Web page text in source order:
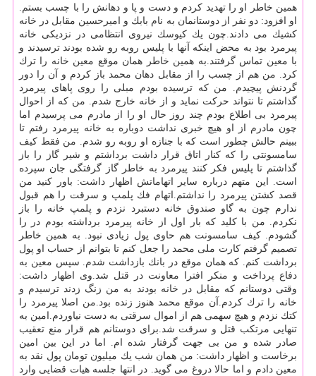
همین خاطر او را تهدید كردم و دست و پا و دهانش را با چسب بستم.
او افزود: دو نفر از دوستانمان به نام بابك و امیرحسین مقابل در خانه
كشیك می دادند.چون یك كیوسك نیروی انتظامی در نزدیكی خانه
پیرمرد بود به محض اینكه آنها با پلیس روبه رو شده بودند ترسیدند و
با معین تماس گرفتند.به همین خاطر همان موقع معین خانه را ترك
كرد. من هم از چسب را از مقابل دهان محمد باز كردم و آن را دور
گردنش پیچیدم. من كه ترسیده بودم مبلی را روی پاهای پیرمرد
گذاشتم تا نتواند حركت نماید و از خانه خارج شدم. من كه از احوال
پیرمرد بی اطلاع بودم چند روز حال او را از مادرم می پرسیدم اما
چون مادرم از او هیچ خبری نداشت دوباره به خانه پیرمرد رفتم تا
ببینم حالش چطور است كه با جنازه او روبه رو شدم. من فقط كیف
سامسونتی را كه كنار اتاق قرار داشت برداشتم و شیر گاز را باز
گذاشتم تا پلیس فكر كنند پیرمرد به خاطر گاز گرفتگی جان سپرده
است. این متهم درباره سایر اتهاماتش اظهار داشت: باور كنید من
قصد كشتن پیرمرد را نداشتم.اتهام فك پلمپ و سرقت را هم قبول
ندارم چون به گاو صندوق خانه دستبرد نزدم و پلمپ خانه را باز
نكردم. من با كلید كه بار اول از خانه پیرمرد برداشته بودم در را
گشودم. كیف سامسونت هم حاوی پول زیادی نبود. به همین خاطر
تصمیم گرفتم كارت ملی محمد را جعل كنم تا بتوانم از حساب او پول
برداشت كنم. كه همان موقع در بانك بازداشت شدم. سپس معین به
دفاع پرداخت و منكر افترا معاونت در قتل شد.وی اظهار داشت:
وقتی دوستانم كه مقابل در خانه بودند به من زنگ زدند ترسیدم و
خانه را ترك كردم.آن موقع محمد هنوز زنده بود.من اصلا پیرمرد را
كتك نزدم و هیچ سهمی هم از اموال سرقتی به دست نیاوردم.امین به
تنهایی مرتكب قتل و سرقت شد.برای دوستانم هم قرار منع تعقیب
صادر شده و من بی جهت گرفتار شده ام. اما در این بین امین
برخاست و اظهار داشت: من همان شب یك میلیون تومان پول نقد به
معین دادم و اما حالا دروغ می گوید. در انتها جلسه هیات قضایی وارد